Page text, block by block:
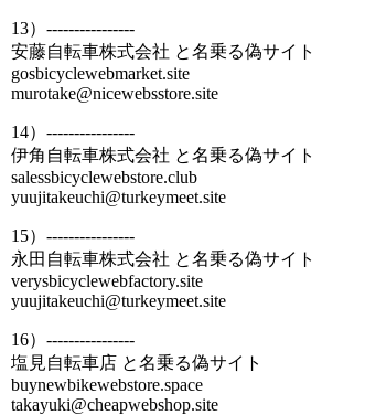
13）----------------
安藤自転車株式会社 と名乗る偽サイト
gosbicyclewebmarket.site
murotake@nicewebsstore.site
14）----------------
伊角自転車株式会社 と名乗る偽サイト
salessbicyclewebstore.club
yuujitakeuchi@turkeymeet.site
15）----------------
永田自転車株式会社 と名乗る偽サイト
verysbicyclewebfactory.site
yuujitakeuchi@turkeymeet.site
16）----------------
塩見自転車店 と名乗る偽サイト
buynewbikewebstore.space
takayuki@cheapwebshop.site